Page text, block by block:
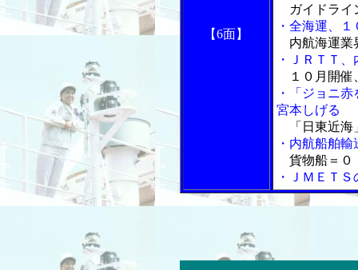
【6面】
ガイドライ
・全海運、
内航海運業
・ＪＲＴＴ
１０月開催
・「ジョニ
宮本しげる
「日東近海
・内航船舶
貨物船＝０
・ＪＭＥＴ